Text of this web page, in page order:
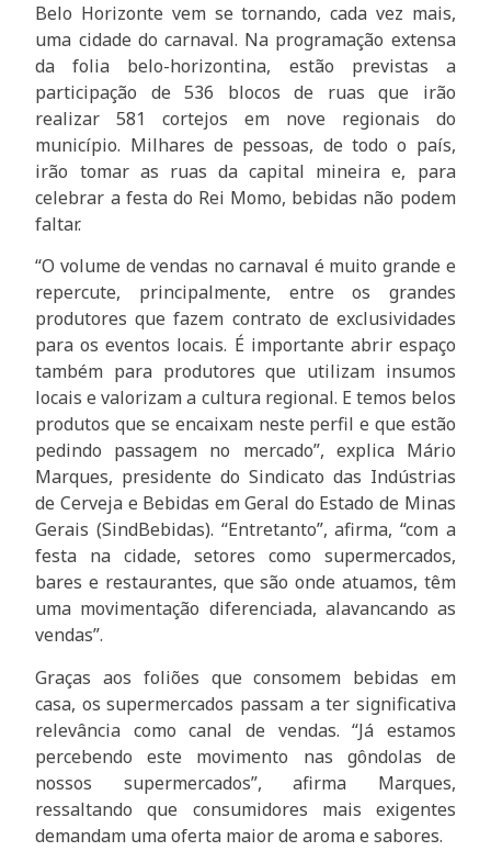
Belo Horizonte vem se tornando, cada vez mais,
uma cidade do carnaval. Na programação extensa
da folia belo-horizontina, estão previstas a
participação de 536 blocos de ruas que irão
realizar 581 cortejos em nove regionais do
município. Milhares de pessoas, de todo o país,
irão tomar as ruas da capital mineira e, para
celebrar a festa do Rei Momo, bebidas não podem
faltar.
“O volume de vendas no carnaval é muito grande e
repercute, principalmente, entre os grandes
produtores que fazem contrato de exclusividades
para os eventos locais. É importante abrir espaço
também para produtores que utilizam insumos
locais e valorizam a cultura regional. E temos belos
produtos que se encaixam neste perfil e que estão
pedindo passagem no mercado”, explica Mário
Marques, presidente do Sindicato das Indústrias
de Cerveja e Bebidas em Geral do Estado de Minas
Gerais (SindBebidas). “Entretanto”, afirma, “com a
festa na cidade, setores como supermercados,
bares e restaurantes, que são onde atuamos, têm
uma movimentação diferenciada, alavancando as
vendas”.
Graças aos foliões que consomem bebidas em
casa, os supermercados passam a ter significativa
relevância como canal de vendas. “Já estamos
percebendo este movimento nas gôndolas de
nossos supermercados”, afirma Marques,
ressaltando que consumidores mais exigentes
demandam uma oferta maior de aroma e sabores.